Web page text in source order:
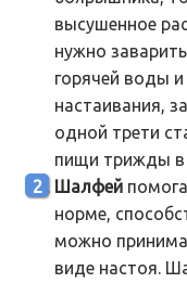
высушенное
нужно
горячей воды
настаивания,
одной трети
пищи трижды в
Шалфей
норме,
можно
виде настоя.